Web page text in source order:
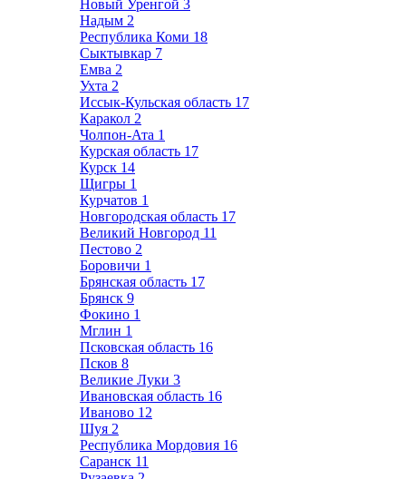
Новый Уренгой 3
Надым 2
Республика Коми 18
Сыктывкар 7
Емва 2
Ухта 2
Иссык-Кульская область 17
Каракол 2
Чолпон-Ата 1
Курская область 17
Курск 14
Щигры 1
Курчатов 1
Новгородская область 17
Великий Новгород 11
Пестово 2
Боровичи 1
Брянская область 17
Брянск 9
Фокино 1
Мглин 1
Псковская область 16
Псков 8
Великие Луки 3
Ивановская область 16
Иваново 12
Шуя 2
Республика Мордовия 16
Саранск 11